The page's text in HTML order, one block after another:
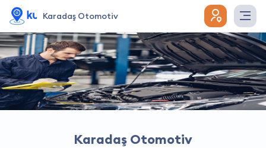
Karadaş Otomotiv
Karadaş Otomotiv